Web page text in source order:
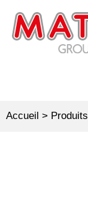
Accueil > Produits